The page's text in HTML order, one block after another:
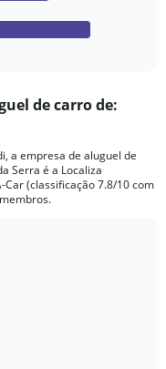
de carro de:
a empresa de aluguel de
Serra é a Localiza
Car (classificação 7.8/10 com